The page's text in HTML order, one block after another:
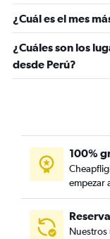
¿Cuál es el mes
¿Cuáles son los
desde Perú?
100%
empezar
Nuestros